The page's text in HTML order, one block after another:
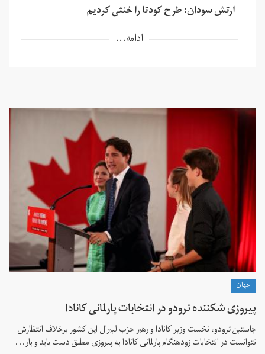
ارتش سودان: طرح کودتا را خنثی کردیم
ادامه...
جهان
پیروزی شکننده ترودو در انتخابات پارلمانی کانادا
جاستین ترودو، نخست وزیر کانادا و رهبر حزب لیبرال این کشور برخلاف انتظارش
نتوانست در انتخابات زود‌هنگام پارلمانی کانادا به پیروزی مطلق دست یابد و بار...